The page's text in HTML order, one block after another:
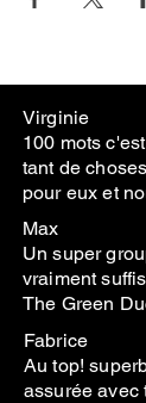
Virginie
100 mots
tant de
pour eux et
Max
Un super
vraiment
The Green
Fabrice
Au top!
assurée avec